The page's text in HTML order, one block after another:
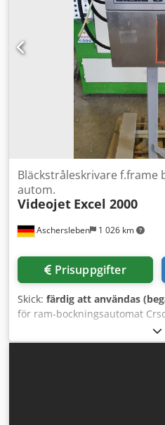
Aschersleben 1 026 km
Bläckstråleskrivare f.frame
autom.
Videojet Excel 2000
Prisuppgifter
Skick: färdig att användas
för ram-bockningsautomat
800 mm Bredd: 1000 mm